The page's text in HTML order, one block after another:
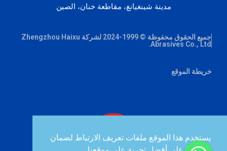
يستخدم هذا الموقع ملفات تعريف الارتباط لضمان
مدينة شينغيانغ، مقاطعة خنان، الصين
جميع الحقوق محفوظة © 1999-2024 لشركة Zhengzhou Haixu
Abrasives Co., Ltd.
خريطة الموقع